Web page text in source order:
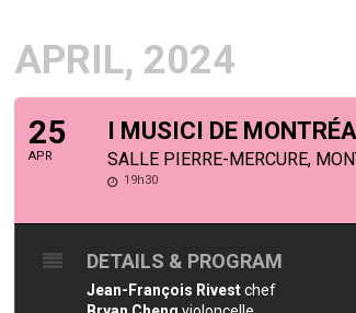
APRIL, 2024
25
APR
I MUSICI DE
SALLE PIERRE-MERCURE,
19h30
DETAILS & PROGRAM
Jean-François Rivestchef